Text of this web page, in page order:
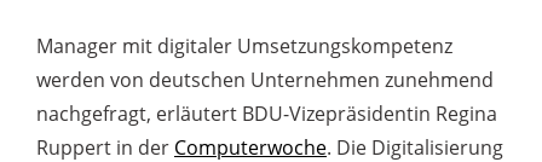
Manager mit digitaler Umsetzungskompetenz
werden von deutschen Unternehmen zunehmend
nachgefragt, erläutert BDU-Vizepräsidentin Regina
Ruppert in der Computerwoche. Die Digitalisierung